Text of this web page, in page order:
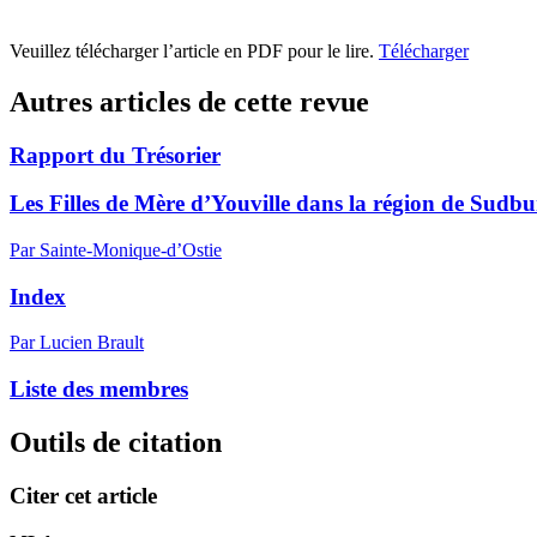
Veuillez télécharger l’article en PDF pour le lire. Télécharger
Autres articles de cette revue
Rapport du Trésorier
Les Filles de Mère d’Youville dans la région de
Par Sainte-Monique-d’Ostie
Index
Par Lucien Brault
Liste des membres
Outils de citation
Citer cet article